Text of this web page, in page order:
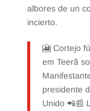
albores de un
incierto.
🎦 Cortejo
em Teerã
presidente
Unido 📲📰